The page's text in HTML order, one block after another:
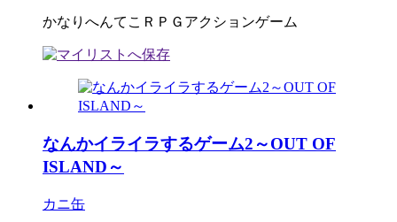
かなりへんてこＲＰＧアクションゲーム
なんかイライラするゲーム2～OUT OF
ISLAND～
カニ缶